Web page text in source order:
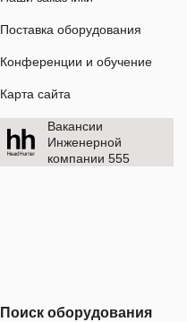
Поставка оборудования
Конференции и обучение
Карта сайта
Вакансии
Инженерной
компании 555
Поиск оборудования